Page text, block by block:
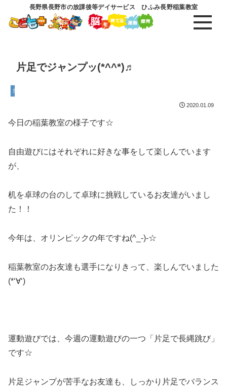
長野県長野市の放課後等デイサービス ひふみ長野稲葉教室
片足でジャンプッ(*^^*)♬
放課後等デイサービス
2020.01.09
今日の稲葉教室の様子です☆
自由遊びにはそれぞれに好きな事をして楽しんでいます
が、
机を卓球の台のして卓球に挑戦しているお友達がいまし
た！！
今年は、オリンピックの年ですね(^_-)-☆
稲葉教室のお友達も選手になりきって、楽しんでいました
(*‘∀‘)
運動遊びでは、今週の運動遊びの一つ「片足で長縄跳び」
です☆
片足ジャンプが苦手なお友達も、しっかり片足でバランス